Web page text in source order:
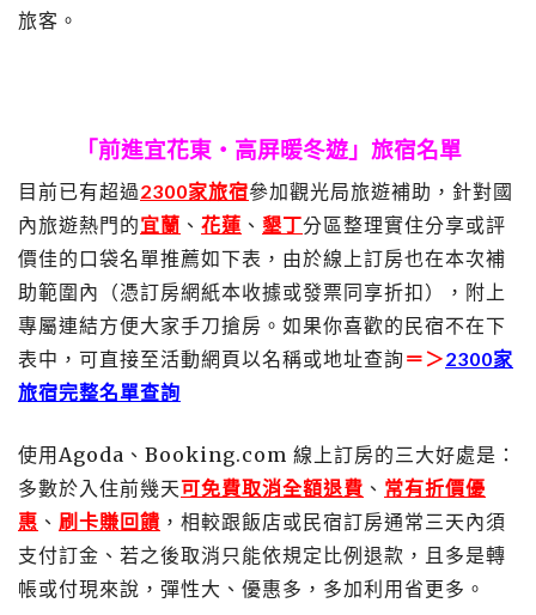
旅客。
「前進宜花東‧高屏暖冬遊」旅宿名單
目前已有超過2300家旅宿參加觀光局旅遊補助，針對國
內旅遊熱門的宜蘭 、 花蓮 、 墾丁分區整理實住分享或評
價佳的口袋名單推薦如下表，由於線上訂房也在本次補
助範圍內（憑訂房網紙本收據或發票同享折扣），附上
專屬連結方便大家手刀搶房。如果你喜歡的民宿不在下
表中，可直接至活動網頁以名稱或地址查詢 ＝＞2300家
旅宿完整名單查詢
使用Agoda、Booking.com 線上訂房的三大好處是：
多數於入住前幾天可免費取消全額退費 、 常有折價優
惠 、 刷卡賺回饋 ，相較跟飯店或民宿訂房通常三天內須
支付訂金、若之後取消只能依規定比例退款，且多是轉
帳或付現來說，彈性大、優惠多，多加利用省更多。